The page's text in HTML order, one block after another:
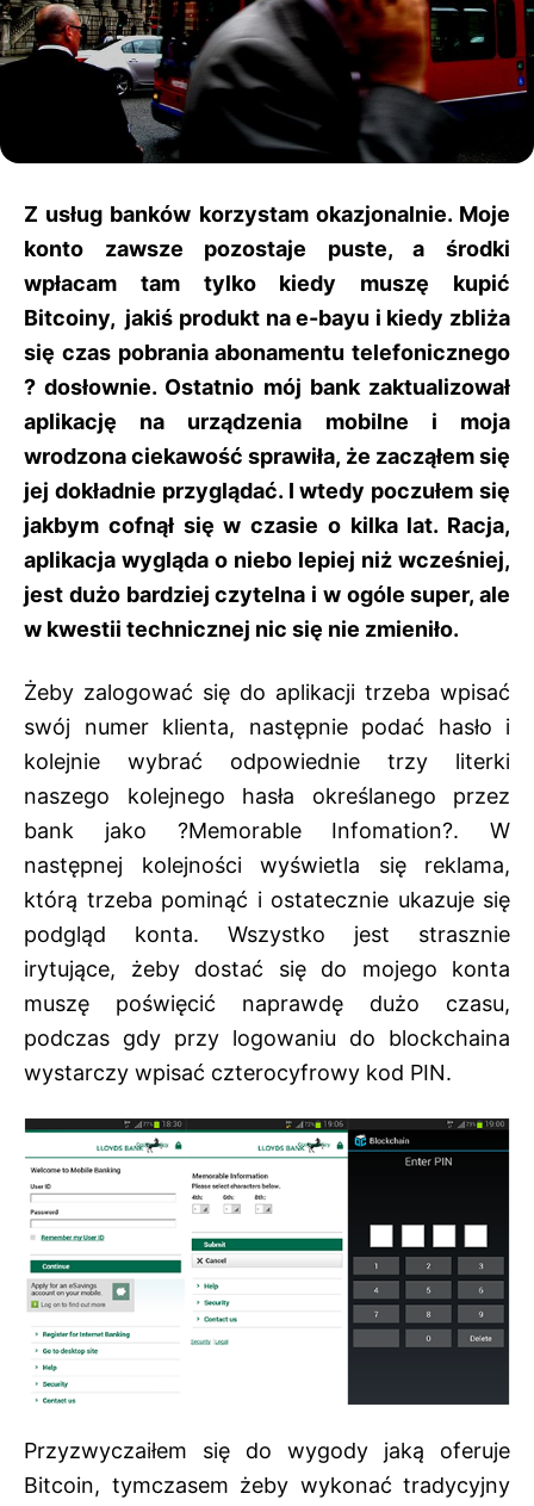
Z usług banków korzystam okazjonalnie. Moje
konto zawsze pozostaje puste, a środki
wpłacam tam tylko kiedy muszę kupić
Bitcoiny, jakiś produkt na e-bayu i kiedy zbliża
się czas pobrania abonamentu telefonicznego
? dosłownie. Ostatnio mój bank zaktualizował
aplikację na urządzenia mobilne i moja
wrodzona ciekawość sprawiła, że zacząłem się
jej dokładnie przyglądać. I wtedy poczułem się
jakbym cofnął się w czasie o kilka lat. Racja,
aplikacja wygląda o niebo lepiej niż wcześniej,
jest dużo bardziej czytelna i w ogóle super, ale
w kwestii technicznej nic się nie zmieniło.
Żeby zalogować się do aplikacji trzeba wpisać
swój numer klienta, następnie podać hasło i
kolejnie wybrać odpowiednie trzy literki
naszego kolejnego hasła określanego przez
bank jako ?Memorable Infomation?. W
następnej kolejności wyświetla się reklama,
którą trzeba pominąć i ostatecznie ukazuje się
podgląd konta. Wszystko jest strasznie
irytujące, żeby dostać się do mojego konta
muszę poświęcić naprawdę dużo czasu,
podczas gdy przy logowaniu do blockchaina
wystarczy wpisać czterocyfrowy kod PIN.
Przyzwyczaiłem się do wygody jaką oferuje
Bitcoin, tymczasem żeby wykonać tradycyjny